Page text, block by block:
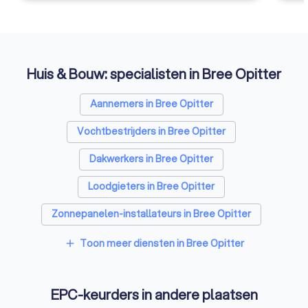
Huis & Bouw: specialisten in Bree Opitter
Aannemers in Bree Opitter
Vochtbestrijders in Bree Opitter
Dakwerkers in Bree Opitter
Loodgieters in Bree Opitter
Zonnepanelen-installateurs in Bree Opitter
Vloerverwarming-installateurs in Bree Opitter
Ramen en deuren specialisten in Bree Opitter
add Toon meer diensten in Bree Opitter
EPC-keurders in andere plaatsen